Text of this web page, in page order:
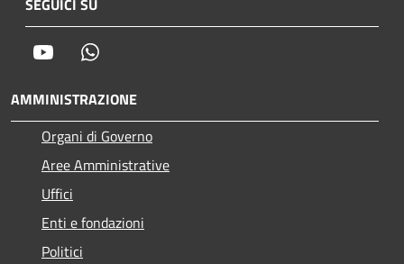
SEGUICI SU
Youtube
AMMINISTRAZIONE
Organi di Governo
Aree Amministrative
Uffici
Enti e fondazioni
Politici